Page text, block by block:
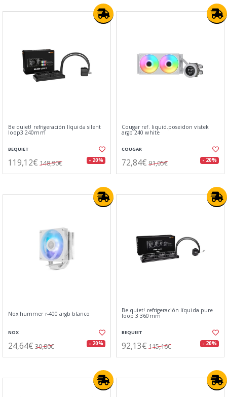
Be quiet! refrigeración líquida silent
loop3 240mm
BEQUIET
119,12€ 148,90€ - 20%
Cougar ref. liquid.poseidon vistek
argb 240 white
COUGAR
72,84€ 91,05€ - 20%
Nox hummer r-400 argb blanco
NOX
24,64€ 30,80€ - 20%
Be quiet! refrigeración líquida pure
loop 3 360mm
BEQUIET
92,13€ 115,16€ - 20%